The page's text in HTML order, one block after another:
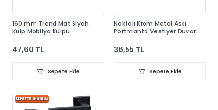
160 mm Trend Mat Siyah
Kulp Mobilya Kulpu
47,60 TL
Sepete Ekle
Noktalı Krom Metal Askı
Portmanto Vestiyer Duvar
36,55 TL
Sepete Ekle